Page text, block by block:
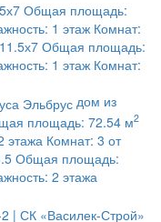
Общая площадь:
1 этаж Комнат:
11.5х7 Общая площадь:
1 этаж Комнат:
дом из
площадь: 72.54 м2
этажа Комнат: 3 от
Общая площадь:
2 этажа